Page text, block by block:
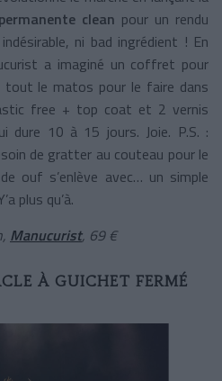
clean pour un rendu
ni bad ingrédient ! En
a imaginé un coffret pour
tout le matos pour le faire dans
free + top coat et 2 vernis
dure 10 à 15 jours. Joie. P.S. :
de gratter au couteau pour le
ouf s’enlève avec… un simple
plus qu’à.
Manucurist, 69 €
À GUICHET FERMÉ